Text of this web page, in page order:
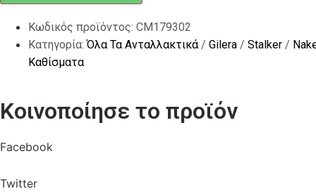
Κωδικός προϊόντος: CM179302
Κατηγορία:Όλα Τα Ανταλλακτικά/ Gilera / Stalker /
Καθίσματα
Κοινοποίησε το προϊόν
Facebook
Twitter